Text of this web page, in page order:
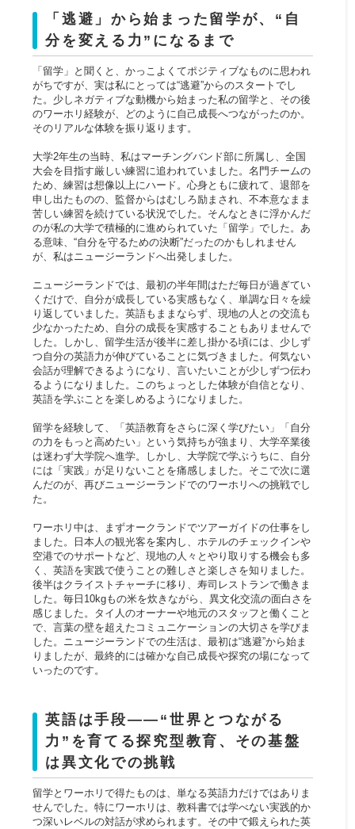
「逃避」から始まった留学が、“自
分を変える力”になるまで
「留学」と聞くと、かっこよくてポジティブなものに思われ
がちですが、実は私にとっては“逃避”からのスタートでし
た。少しネガティブな動機から始まった私の留学と、その後
のワーホリ経験が、どのように自己成長へつながったのか。
そのリアルな体験を振り返ります。
大学2年生の当時、私はマーチングバンド部に所属し、全国
大会を目指す厳しい練習に追われていました。名門チームの
ため、練習は想像以上にハード。心身ともに疲れて、退部を
申し出たものの、監督からはむしろ励まされ、不本意なまま
苦しい練習を続けている状況でした。そんなときに浮かんだ
のが私の大学で積極的に進められていた「留学」でした。あ
る意味、“自分を守るための決断”だったのかもしれません
が、私はニュージーランドへ出発しました。
ニュージーランドでは、最初の半年間はただ毎日が過ぎてい
くだけで、自分が成長している実感もなく、単調な日々を繰
り返していました。英語もままならず、現地の人との交流も
少なかったため、自分の成長を実感することもありませんで
した。しかし、留学生活が後半に差し掛かる頃には、少しず
つ自分の英語力が伸びていることに気づきました。何気ない
会話が理解できるようになり、言いたいことが少しずつ伝わ
るようになりました。このちょっとした体験が自信となり、
英語を学ぶことを楽しめるようになりました。
留学を経験して、「英語教育をさらに深く学びたい」「自分
の力をもっと高めたい」という気持ちが強まり、大学卒業後
は迷わず大学院へ進学。しかし、大学院で学ぶうちに、自分
には「実践」が足りないことを痛感しました。そこで次に選
んだのが、再びニュージーランドでのワーホリへの挑戦でし
た。
ワーホリ中は、まずオークランドでツアーガイドの仕事をし
ました。日本人の観光客を案内し、ホテルのチェックインや
空港でのサポートなど、現地の人々とやり取りする機会も多
く、英語を実践で使うことの難しさと楽しさを知りました。
後半はクライストチャーチに移り、寿司レストランで働きま
した。毎日10kgもの米を炊きながら、異文化交流の面白さを
感じました。タイ人のオーナーや地元のスタッフと働くこと
で、言葉の壁を超えたコミュニケーションの大切さを学びま
した。ニュージーランドでの生活は、最初は“逃避”から始ま
りましたが、最終的には確かな自己成長や探究の場になって
いったのです。
英語は手段――“世界とつながる
力”を育てる探究型教育、その基盤
は異文化での挑戦
留学とワーホリで得たものは、単なる英語力だけではありま
せんでした。特にワーホリは、教科書では学べない実践的か
つ深いレベルの対話が求められます。その中で鍛えられた英